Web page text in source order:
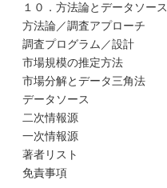
１０．方法論とデータソース
方法論／調査アプローチ
調査プログラム／設計
市場規模の推定方法
市場分解とデータ三角法
データソース
二次情報源
一次情報源
著者リスト
免責事項